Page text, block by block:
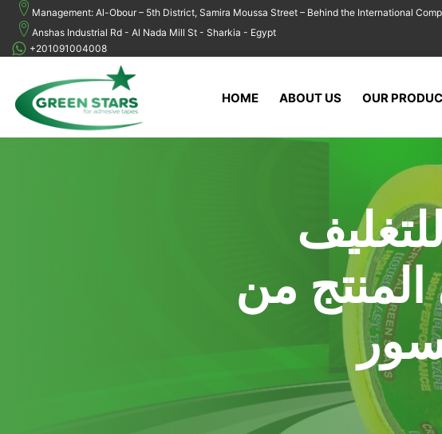
Management: Al-Obour – 5th District, Samira Moussa Street – Behind the International
Anshas Industrial Rd - Al Nada Mill St - Sharkia - Egypt
+201091004008
HOME ABOUT US OUR
من